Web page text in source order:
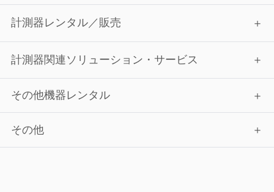
計測器レンタル／販売
計測器関連ソリューション・サービス
その他機器レンタル
その他